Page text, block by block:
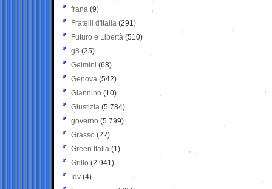
frana (9)
Fratelli d'Italia (291)
Futuro e Libertà (510)
g8 (25)
Gelmini (68)
Genova (542)
Giannino (10)
Giustizia (5.784)
governo (5.799)
Grasso (22)
Green Italia (1)
Grillo (2.941)
Idv (4)